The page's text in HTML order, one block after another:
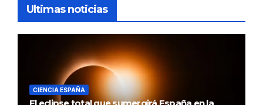
Ultimas noticias
CIENCIA ESPAÑA